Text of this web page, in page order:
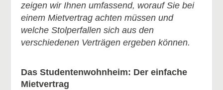
zeigen wir Ihnen umfassend, worauf Sie bei
einem Mietvertrag achten müssen und
welche Stolperfallen sich aus den
verschiedenen Verträgen ergeben können.
Das Studentenwohnheim: Der einfache
Mietvertrag